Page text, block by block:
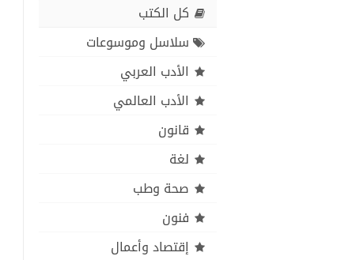
كل الكتب
سلاسل وموسوعات
الأدب العربي
الأدب العالمي
قانون
لغة
صحة وطب
فنون
إقتصاد وأعمال